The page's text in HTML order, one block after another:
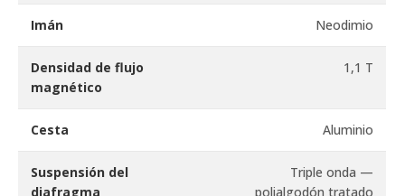
Imán Neodimio
Densidad de flujo
magnético
1,1 T
Cesta Aluminio
Suspensión del
diafragma
Triple onda —
polialgodón tratado